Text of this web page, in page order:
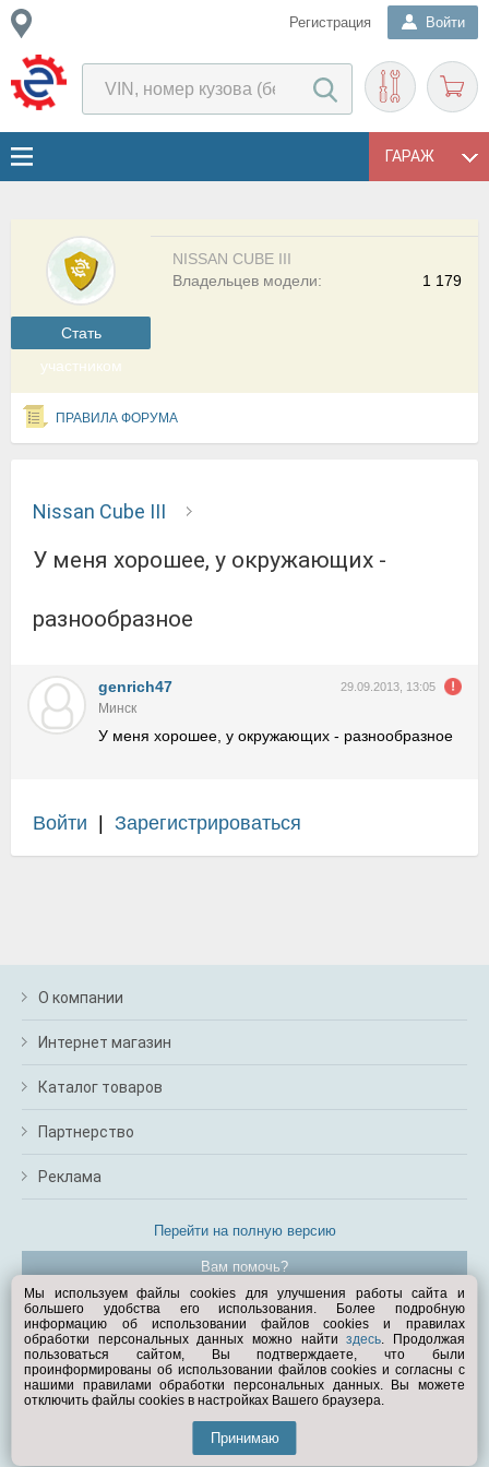
Регистрация Войти
ГАРАЖ
Cтать
участником
NISSAN CUBE III
1 179
Владельцев модели:
ПРАВИЛА ФОРУМА
Nissan Cube III
У меня хорошее, у окружающих -
разнообразное
genrich47 29.09.2013, 13:05
Минск
У меня хорошее, у окружающих - разнообразное
Войти Зарегистрироваться
О компании
Интернет магазин
Каталог товаров
Партнерство
Реклама
Перейти на полную версию
Вам помочь?
© Exist.ru 1998—2026
Мы используем файлы cookies для улучшения работы сайта и
большего удобства его использования. Более подробную
информацию об использовании файлов cookies и правилах
обработки персональных данных можно найтиздесь. Продолжая
пользоваться сайтом, Вы подтверждаете, что были
проинформированы об использовании файлов cookies и согласны с
нашими правилами обработки персональных данных. Вы можете
отключить файлы cookies в настройках Вашего браузера.
Принимаю